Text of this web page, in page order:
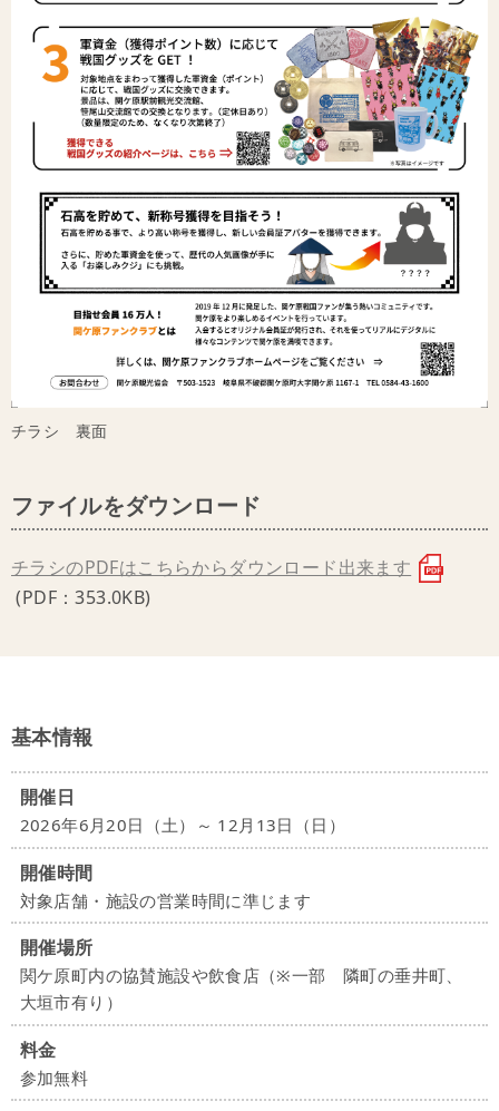
チラシ 裏面
ファイルをダウンロード
チラシのPDFはこちらからダウンロード出来ます
(PDF：353.0KB)
基本情報
開催日
2026年6月20日（土）～ 12月13日（日）
開催時間
対象店舗・施設の営業時間に準じます
開催場所
関ケ原町内の協賛施設や飲食店（※一部 隣町の垂井町、
大垣市有り）
料金
参加無料